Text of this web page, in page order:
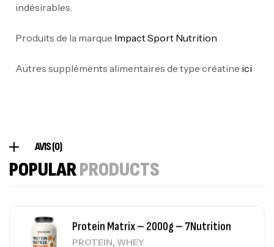
indésirables.
Produits de la marque Impact Sport Nutrition
Autres suppléments alimentaires de type créatine ici
AVIS (0)
POPULARPRODUCTS
Omega 3 – 100 Gélules – Scitec Nutrition
CREATINE
Protein Matrix – 2000g – 7Nutrition
PROTEIN, WHEY